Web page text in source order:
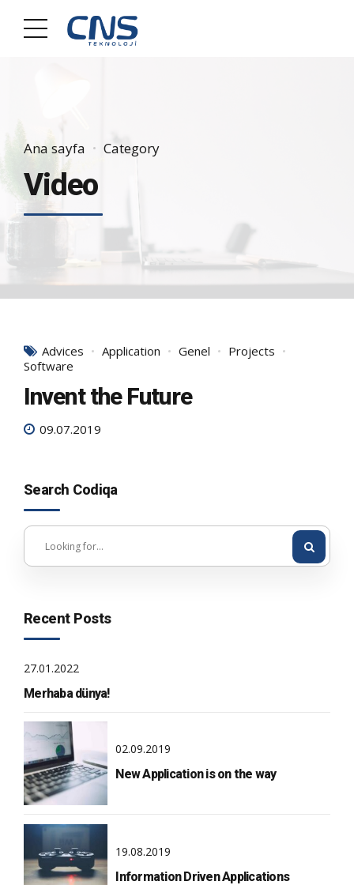
Ana sayfa Category
Video
Advices Application Genel
Projects
Software
Invent the Future
09.07.2019
Search Codiqa
Recent Posts
27.01.2022
Merhaba dünya!
02.09.2019
New Application is on the way
19.08.2019
Information Driven Applications